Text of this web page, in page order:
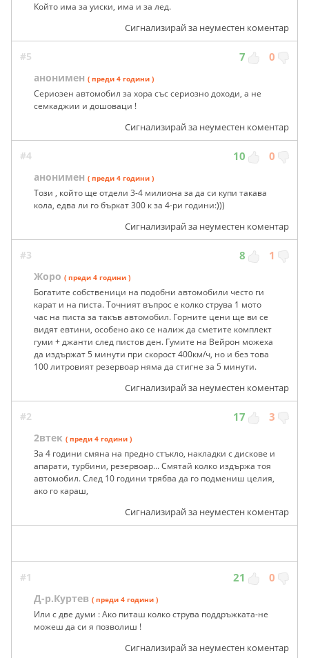
Който има за уиски, има и за лед.
Сигнализирай за неуместен коментар
#5 7 0
анонимен ( преди 4 години )
Сериозен автомобил за хора със сериозно доходи, а не
семкаджии и дошоваци !
Сигнализирай за неуместен коментар
#4 10 0
анонимен ( преди 4 години )
Този , който ще отдели 3-4 милиона за да си купи такава
кола, едва ли го бъркат 300 к за 4-ри години:)))
Сигнализирай за неуместен коментар
#3 8 1
Жоро ( преди 4 години )
Богатите собственици на подобни автомобили често ги
карат и на писта. Точният въпрос е колко струва 1 мото
час на писта за такъв автомобил. Горните цени ще ви се
видят евтини, особено ако се налиж да сметите комплект
гуми + джанти след пистов ден. Гумите на Вейрон можеха
да издържат 5 минути при скорост 400км/ч, но и без това
100 литровият резервоар няма да стигне за 5 минути.
Сигнализирай за неуместен коментар
#2 17 3
2втек ( преди 4 години )
За 4 години смяна на предно стъкло, накладки с дискове и
апарати, турбини, резервоар... Смятай колко издържа тоя
автомобил. След 10 години трябва да го подмениш целия,
ако го караш,
Сигнализирай за неуместен коментар
#1 21 0
Д-р.Куртев ( преди 4 години )
Или с две думи : Ако питаш колко струва поддръжката-не
можеш да си я позволиш !
Сигнализирай за неуместен коментар